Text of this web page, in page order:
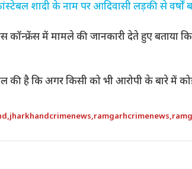
शादी के नाम पर आदिवासी लड़की से वर्षों
कॉन्फ्रेंस में मामले की जानकारी देते हुए बताया
है कि अगर किसी को भी आरोपी के बारे में
,jharkhandcrimenews,ramgarhcrimenews,